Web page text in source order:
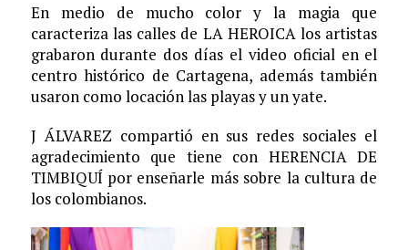
En medio de mucho color y la magia que
caracteriza las calles de LA HEROICA los artistas
grabaron durante dos días el video oficial en el
centro histórico de Cartagena, además también
usaron como locación las playas y un yate.
J ÁLVAREZ compartió en sus redes sociales el
agradecimiento que tiene con HERENCIA DE
TIMBIQUÍ por enseñarle más sobre la cultura de
los colombianos.